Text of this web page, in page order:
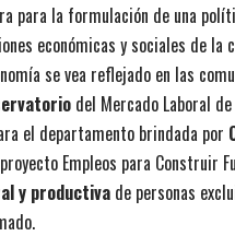
para la formulación de una
económicas y sociales de
se vea reflejado en las
del Mercado Laboral
el departamento brindada por
Empleos para Construir
y productiva de personas